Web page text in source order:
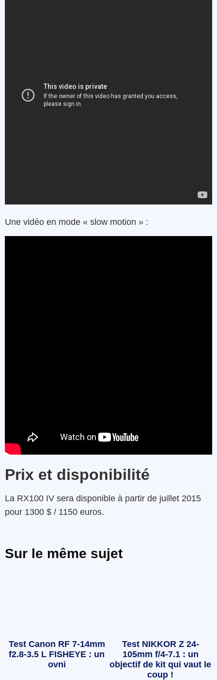
Une vidéo en mode « slow motion » :
Prix et disponibilité
La RX100 IV sera disponible à partir de juillet 2015
pour 1300 $ / 1150 euros.
Sur le même sujet
Test Canon RF 7-14mm
f2.8-3.5 L FISHEYE : un
ovni
Test NIKKOR Z 24-
105mm f/4-7.1 : un
objectif de kit qui vaut le
coup !